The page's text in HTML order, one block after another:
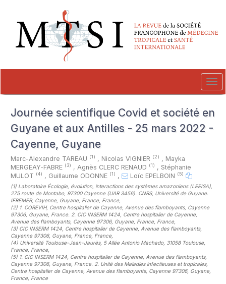
##plugins.themes.novelty.accessible_menu.main_navigation##
##plugins.themes.novelty.accessible_menu.main_content##
##plugins.themes.novelty.accessible_menu.sidebar##
Journée scientifique Covid et société en
Guyane et aux Antilles - 25 mars 2022 -
Cayenne, Guyane
Marc-Alexandre TAREAU (1) , Nicolas VIGNIER (2) , Mayka
MERGEAY-FABRE (3) , Agnès CLERC RENAUD (1) , Stéphanie
MULOT (4) , Guillaume ODONNE (1) , Loïc EPELBOIN (5)
(1) Laboratoire Écologie, évolution, interactions des systèmes amazoniens (LEEISA),
275 route de Montabo, 97300 Cayenne (UAR 3456). CNRS, Université de Guyane.
IFREMER, Cayenne, Guyane, France, France,
(2) 1. COREVIH, Centre hospitalier de Cayenne, Avenue des flamboyants, Cayenne
97306, Guyane, France. 2. CIC INSERM 1424, Centre hospitalier de Cayenne,
Avenue des flamboyants, Cayenne 97306, Guyane, France, France,
(3) CIC INSERM 1424, Centre hospitalier de Cayenne, Avenue des flamboyants,
Cayenne 97306, Guyane, France, France,
(4) Université Toulouse-Jean-Jaurès, 5 Allée Antonio Machado, 31058 Toulouse,
France, France,
(5) 1. CIC INSERM 1424, Centre hospitalier de Cayenne, Avenue des flamboyants,
Cayenne 97306, Guyane, France. 2. Unité des Maladies infectieuses et tropicales,
Centre hospitalier de Cayenne, Avenue des flamboyants, Cayenne 97306, Guyane,
France, France